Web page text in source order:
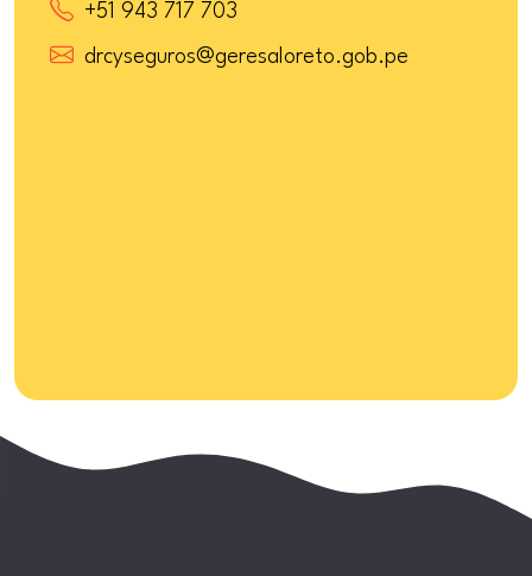
+51 943 717 703
drcyseguros@geresaloreto.gob.pe